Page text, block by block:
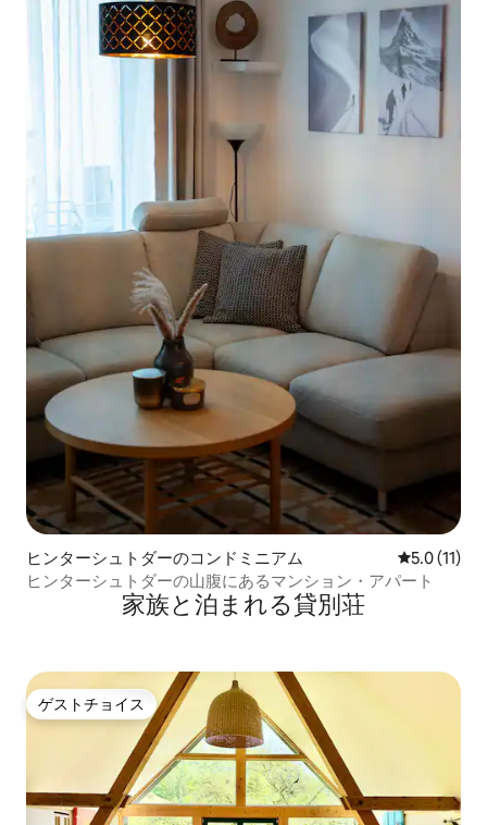
ヒンターシュトダーのコンドミニアム レビュー11
5.0 (11)
ヒンターシュトダーの山腹にあるマンション・アパート
家族と泊まれる貸別荘
ゲストチョイス
ゲストチョイス